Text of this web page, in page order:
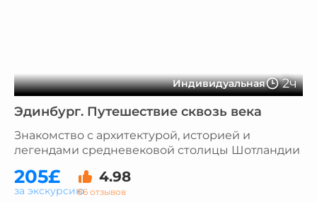
Индивидуальная 2ч
Эдинбург. Путешествие сквозь века
Знакомство с архитектурой, историей и
легендами средневековой столицы Шотландии
205£ 4.98
86 отзывов
за экскурсию